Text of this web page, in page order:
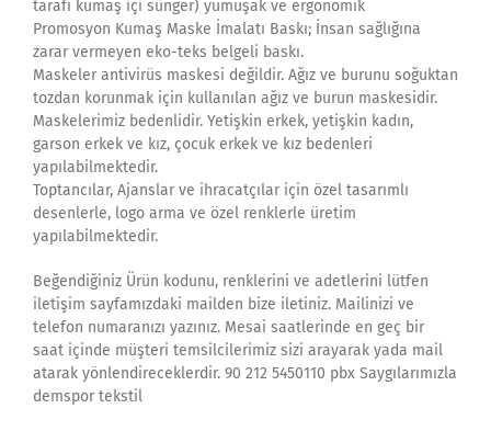
tarafı kumaş içi sünger) yumuşak ve ergonomik
Promosyon Kumaş Maske İmalatı Baskı; İnsan sağlığına
zarar vermeyen eko-teks belgeli baskı.
Maskeler antivirüs maskesi değildir. Ağız ve burunu soğuktan
tozdan korunmak için kullanılan ağız ve burun maskesidir.
Maskelerimiz bedenlidir. Yetişkin erkek, yetişkin kadın,
garson erkek ve kız, çocuk erkek ve kız bedenleri
yapılabilmektedir.
Toptancılar, Ajanslar ve ihracatçılar için özel tasarımlı
desenlerle, logo arma ve özel renklerle üretim
yapılabilmektedir.
Beğendiğiniz Ürün kodunu, renklerini ve adetlerini lütfen
iletişim sayfamızdaki mailden bize iletiniz. Mailinizi ve
telefon numaranızı yazınız. Mesai saatlerinde en geç bir
saat içinde müşteri temsilcilerimiz sizi arayarak yada mail
atarak yönlendireceklerdir. 90 212 5450110 pbx Saygılarımızla
demspor tekstil